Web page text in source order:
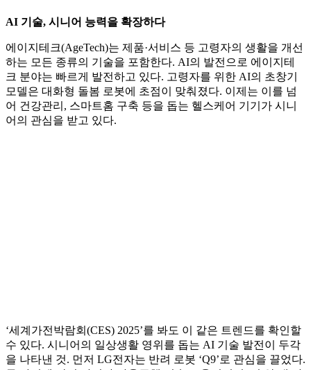
AI 기술, 시니어 능력을 확장하다
에이지테크(AgeTech)는 제품·서비스 등 고령자의 생활을 개선
하는 모든 종류의 기술을 포함한다. AI의 발전으로 에이지테
크 분야는 빠르게 발전하고 있다. 고령자를 위한 AI의 초창기
모델은 대화형 돌봄 로봇에 초점이 맞춰졌다. 이제는 이를 넘
어 건강관리, 스마트홈 구축 등을 돕는 헬스케어 기기가 시니
어의 관심을 받고 있다.
‘세계가전박람회(CES) 2025’를 봐도 이 같은 트렌드를 확인할
수 있다. 시니어의 일상생활 영위를 돕는 AI 기술 발전이 두각
을 나타낸 것. 먼저 LG전자는 반려 로봇 ‘Q9’로 관심을 끌었다.